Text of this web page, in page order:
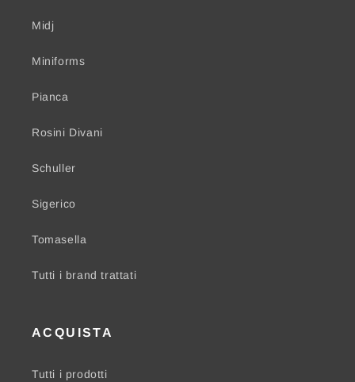
Midj
Miniforms
Pianca
Rosini Divani
Schuller
Sigerico
Tomasella
Tutti i brand trattati
ACQUISTA
Tutti i prodotti